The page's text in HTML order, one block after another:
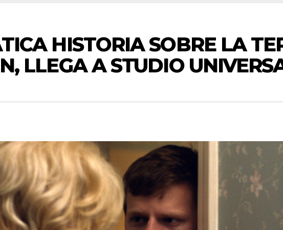
HISTORIA SOBRE LA
LLEGA A STUDIO